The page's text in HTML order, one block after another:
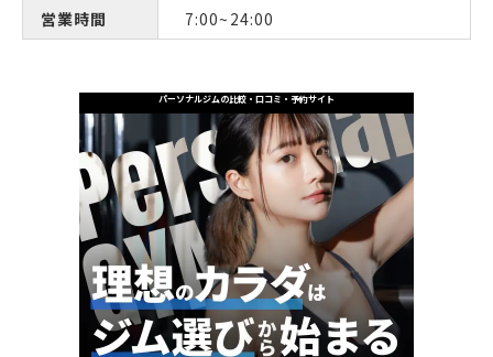
営業時間 7:00~24:00
パーソナルジムの比較・口コミ・予約サイト